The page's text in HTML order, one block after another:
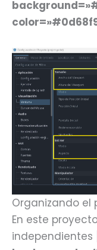
Organizando el
En este
independientes